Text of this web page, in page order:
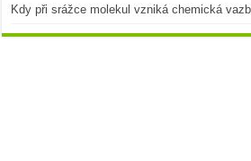
Kdy při srážce molekul vzniká chemická